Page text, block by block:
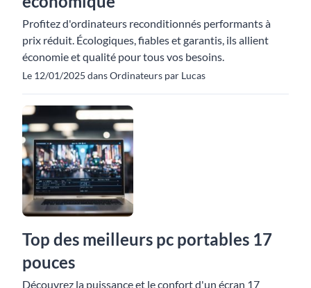
Profitez d'ordinateurs reconditionnés performants à
prix réduit. Écologiques, fiables et garantis, ils allient
économie et qualité pour tous vos besoins.
Le 12/01/2025 dans Ordinateurs par Lucas
Top des meilleurs pc portables 17
pouces
Découvrez la puissance et le confort d'un écran 17